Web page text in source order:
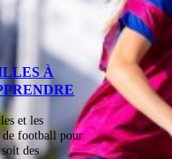
À
et les
de football pour
des